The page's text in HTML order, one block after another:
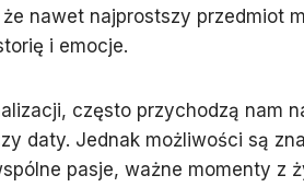
nawet najprostszy przedmiot
i emocje.
często przychodzą nam
daty. Jednak możliwości są
pasje, ważne momenty z